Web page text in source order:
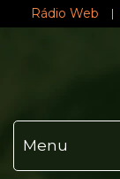
Rádio Web
Menu